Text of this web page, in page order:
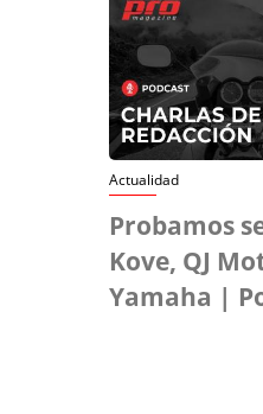
Actualidad
Probamos
Kove, QJ
Yamaha |